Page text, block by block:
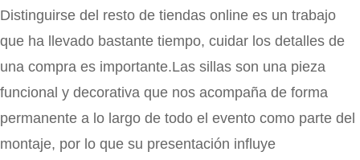
Distinguirse del resto de tiendas online es un trabajo
que ha llevado bastante tiempo, cuidar los detalles de
una compra es importante.Las sillas son una pieza
funcional y decorativa que nos acompaña de forma
permanente a lo largo de todo el evento como parte del
montaje, por lo que su presentación influye